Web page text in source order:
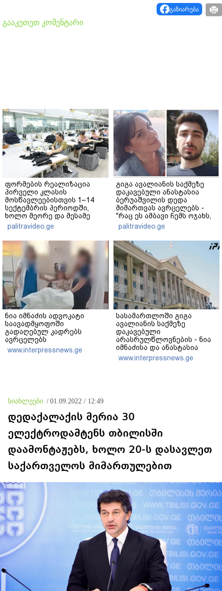
გაზიარება
გააკეთეთ კომენტარი
ფორმების რეალიზაცია
პირველი კლასის
მოსწავლეებისთვის 1–14
სექტემბრის პერიოდში,
ხოლო მეორე და მესამე
ეტაპებზე...
palitravideo.ge
გიგა ავალიანის საქმეზე
დაკავებული ანასტასია
ბერუაშვილის დედა
მიმართვას ავრცელებს -
"რაც ეს ამბავი ჩემს ოჯახს,
ჩემს ანასტასიას გადახდა
თავს, მის მერე მე მე არ
ვარ"
palitravideo.ge
ნია იმნაძის ადვოკატი
საავადმყოფოში
გადაღებულ კადრებს
ავრცელებს
www.interpressnews.ge
სასამართლოში გიგა
ავალიანის საქმეზე
დაკავებული
არასრულწლოვნების - ნია
იმნაძისა და ანასტასია
ბერუაშვილის პროცესი
მიმდინარეობს
www.interpressnews.ge
სიახლეები / 01.09.2022 / 12:49
დედაქალაქის მერია 30
ელექტროდამტენს თბილისში
დაამონტაჟებს, ხოლო 20-ს დასავლეთ
საქართველოს მიმართულებით